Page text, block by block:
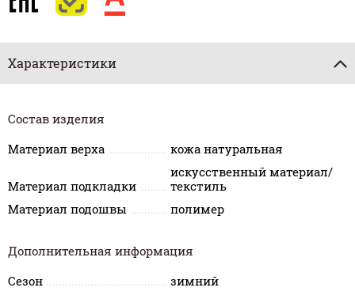
Характеристики
Состав изделия
Материал верха
кожа натуральная
Материал подкладки
искусственный материал/
текстиль
Материал подошвы
полимер
Дополнительная информация
Сезон
зимний